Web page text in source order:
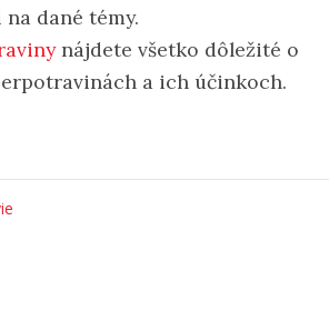
dané témy.
nájdete všetko dôležité o
a ich účinkoch.